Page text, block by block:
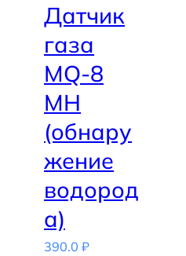
Датчик
газа
MQ-8
MH
(обнару
жение
водород
а)
390.0 ₽